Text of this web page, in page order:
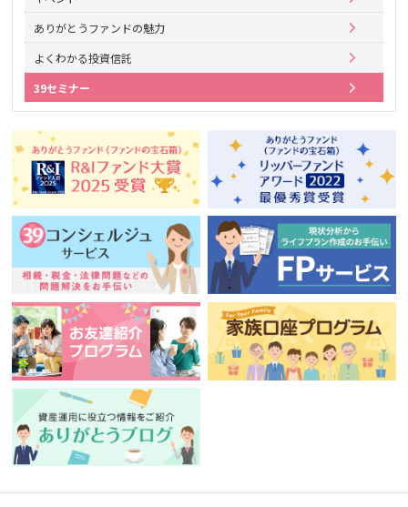
ありがとうファンドの魅力
よくわかる投資信託
39セミナー